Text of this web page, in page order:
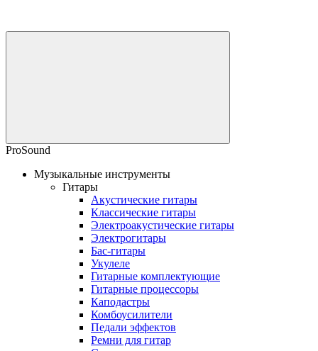
ProSound
Музыкальные инструменты
Гитары
Акустические гитары
Классические гитары
Электроакустические гитары
Электрогитары
Бас-гитары
Укулеле
Гитарные комплектующие
Гитарные процессоры
Каподастры
Комбоусилители
Педали эффектов
Ремни для гитар